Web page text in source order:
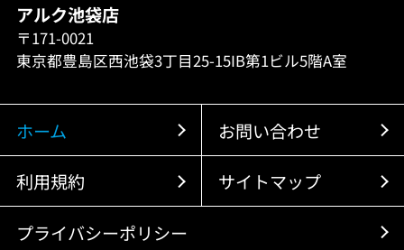
アルク池袋店
〒171-0021
東京都豊島区西池袋3丁目25-15IB第1ビル5階A室
ホーム お問い合わせ
利用規約 サイトマップ
プライバシーポリシー